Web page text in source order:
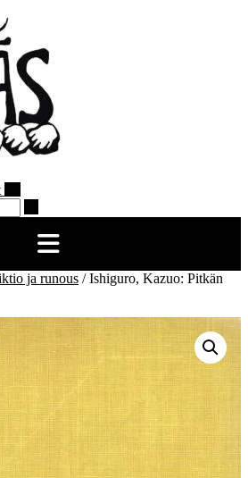
ja runous / Ishiguro, Kazuo: Pitkän